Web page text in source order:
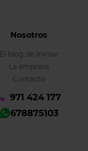
Nosotros
El blog de Inimar
La empresa
Contacto
971 424 177
678875103